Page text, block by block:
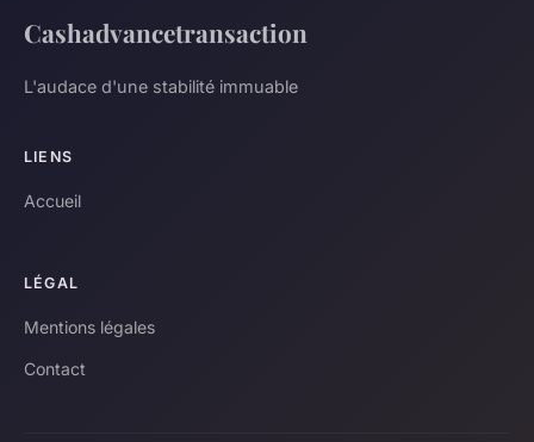
Cashadvancetransaction
L'audace d'une stabilité immuable
LIENS
Accueil
LÉGAL
Mentions légales
Contact